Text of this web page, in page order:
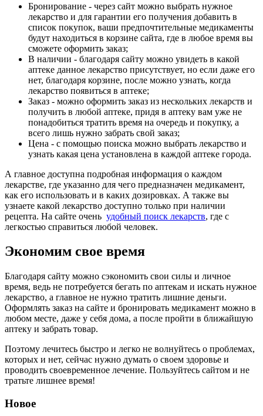
Бронирование - через сайт можно выбрать нужное
лекарство и для гарантии его получения добавить в
список покупок, ваши предпочтительные медикаменты
будут находиться в корзине сайта, где в любое время вы
сможете оформить заказ;
В наличии - благодаря сайту можно увидеть в какой
аптеке данное лекарство присутствует, но если даже его
нет, благодаря корзине, после можно узнать, когда
лекарство появиться в аптеке;
Заказ - можно оформить заказ из нескольких лекарств и
получить в любой аптеке, придя в аптеку вам уже не
понадобиться тратить время на очередь и покупку, а
всего лишь нужно забрать свой заказ;
Цена - с помощью поиска можно выбрать лекарство и
узнать какая цена установлена в каждой аптеке города.
А главное доступна подробная информация о каждом
лекарстве, где указанно для чего предназначен медикамент,
как его использовать и в каких дозировках. А также вы
узнаете какой лекарство доступно только при наличии
рецепта. На сайте очень удобный поиск лекарств, где с
легкостью справиться любой человек.
Экономим свое время
Благодаря сайту можно сэкономить свои силы и личное
время, ведь не потребуется бегать по аптекам и искать нужное
лекарство, а главное не нужно тратить лишние деньги.
Оформлять заказ на сайте и бронировать медикамент можно в
любом месте, даже у себя дома, а после пройти в ближайшую
аптеку и забрать товар.
Поэтому лечитесь быстро и легко не волнуйтесь о проблемах,
которых и нет, сейчас нужно думать о своем здоровье и
проводить своевременное лечение. Пользуйтесь сайтом и не
тратьте лишнее время!
Новое